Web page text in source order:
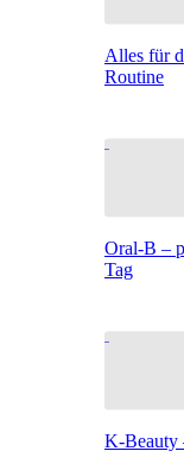
Alles für
Routine
Oral-B –
Tag
K-Beauty